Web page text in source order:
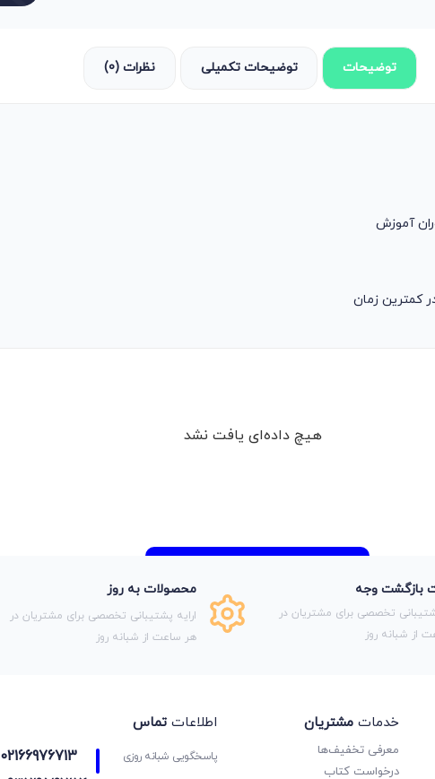
توضیحات توضیحات تکمیلی نظرات (0)
آموزش
کمترین زمان
هیچ داده‌ای یافت نشد
بازگشت وجه
تخصصی برای مشتریان در
از شبانه روز
محصولات به روز
ارایه پشتیبانی تخصصی برای مشتریان در
هر ساعت از شبانه روز
خدمات مشتریان
معرفی تخفیف‌ها
درخواست کتاب
اطلاعات تماس
پاسخگویی شبانه روزی 02166976713